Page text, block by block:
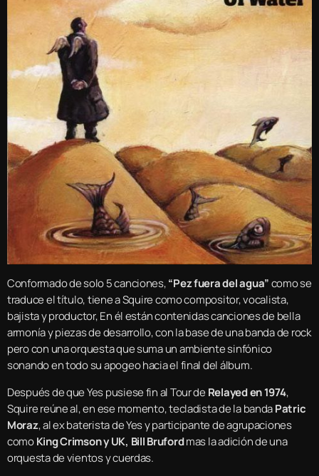
Conformado de solo 5 canciones,“Pez fuera del agua”como se
traduce el título, tiene a Squire como compositor, vocalista,
bajista y productor, En él están contenidas canciones de bella
armonía y piezas de desarrollo, con la base de una banda de rock
pero con una orquesta que suma un ambiente sinfónico
sonando en todo su apogeo hacia el final del álbum.
Después de que Yes pusiese fin al Tour de Relayed en 1974,
Squire reúne al, en ese momento, tecladista de la bandaPatric
Moraz, al ex baterista de Yes y participante de agrupaciones
comoKing Crimson y UK, Bill Brufordmas la adición de una
orquesta de vientos y cuerdas.